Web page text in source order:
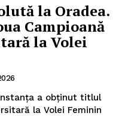
la Oradea.
Campioană
la Volei
a obținut titlul
la Volei Feminin